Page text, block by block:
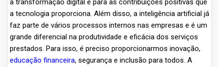
a transformação digital e para as contribuições positivas que
a tecnologia proporciona. Além disso, a inteligência artificial já
faz parte de vários processos internos nas empresas e é um
grande diferencial na produtividade e eficácia dos serviços
prestados. Para isso, é preciso proporcionarmos inovação,
educação financeira, segurança e inclusão para todos. A